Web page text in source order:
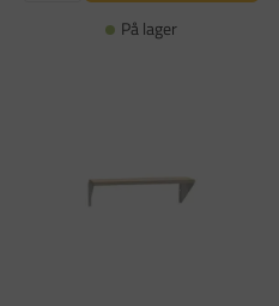
På lager